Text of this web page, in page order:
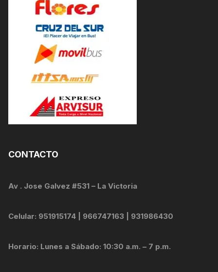
CONTACTO
Av . Jose Galvez #531 – La Victoria
Celular: 951915174 | 966747163 | 931986430
Horario: Lunes a Sábado: 10:30 a.m. – 7 p.m.